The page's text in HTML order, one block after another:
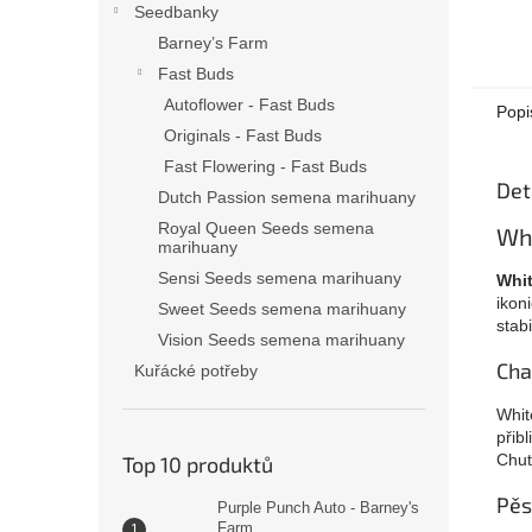
Seedbanky
Barney’s Farm
Fast Buds
Autoflower - Fast Buds
Originals - Fast Buds
Fast Flowering - Fast Buds
Dutch Passion semena marihuany
Royal Queen Seeds semena
marihuany
Sensi Seeds semena marihuany
Sweet Seeds semena marihuany
Vision Seeds semena marihuany
Kuřácké potřeby
Top 10 produktů
Purple Punch Auto - Barney's
Farm